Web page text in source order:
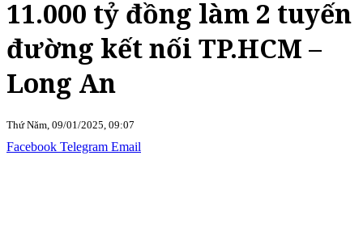
11.000 tỷ đồng làm 2 tuyến
đường kết nối TP.HCM –
Long An
Thứ Năm, 09/01/2025, 09:07
Facebook Telegram Email